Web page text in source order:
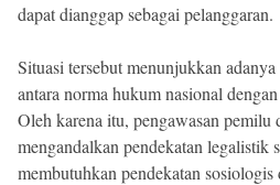
dapat dianggap sebagai pelanggaran.
Situasi tersebut menunjukkan
antara norma hukum nasional
Oleh karena itu, pengawasan pemilu
mengandalkan pendekatan legalistik
membutuhkan pendekatan